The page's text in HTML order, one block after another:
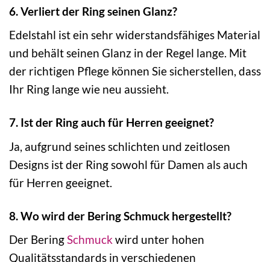
6. Verliert der Ring seinen Glanz?
Edelstahl ist ein sehr widerstandsfähiges Material
und behält seinen Glanz in der Regel lange. Mit
der richtigen Pflege können Sie sicherstellen, dass
Ihr Ring lange wie neu aussieht.
7. Ist der Ring auch für Herren geeignet?
Ja, aufgrund seines schlichten und zeitlosen
Designs ist der Ring sowohl für Damen als auch
für Herren geeignet.
8. Wo wird der Bering Schmuck hergestellt?
Der BeringSchmuck wird unter hohen
Qualitätsstandards in verschiedenen